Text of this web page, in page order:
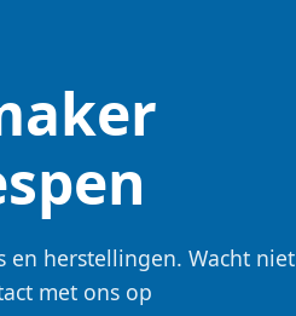
en herstellingen. Wacht niet
met ons op